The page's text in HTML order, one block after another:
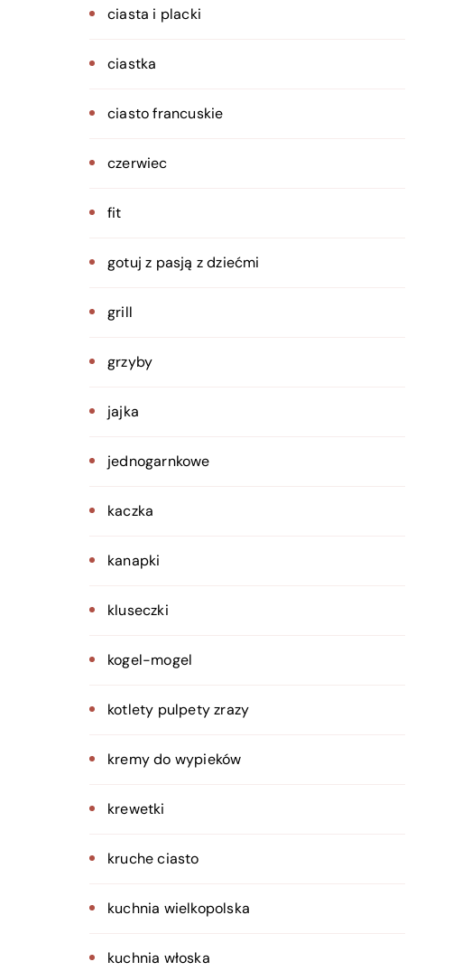
ciasta i placki
ciastka
ciasto francuskie
czerwiec
fit
gotuj z pasją z dziećmi
grill
grzyby
jajka
jednogarnkowe
kaczka
kanapki
kluseczki
kogel-mogel
kotlety pulpety zrazy
kremy do wypieków
krewetki
kruche ciasto
kuchnia wielkopolska
kuchnia włoska